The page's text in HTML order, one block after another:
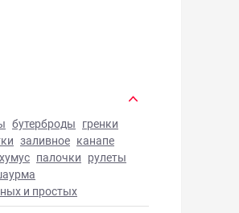
фото готового блюда
бутерброды гренки
заливное канапе
хумус палочки рулеты
и простых